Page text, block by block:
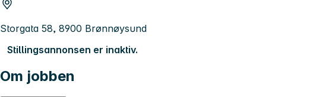
Storgata 58, 8900 Brønnøysund
Stillingsannonsen er inaktiv.
Om jobben